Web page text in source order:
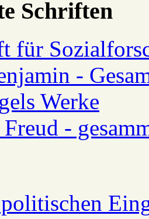
Schriften
für
-
Werke
-